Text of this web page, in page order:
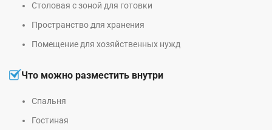
Столовая с зоной для готовки
Пространство для хранения
Помещение для хозяйственных нужд
Что можно разместить внутри
Спальня
Гостиная